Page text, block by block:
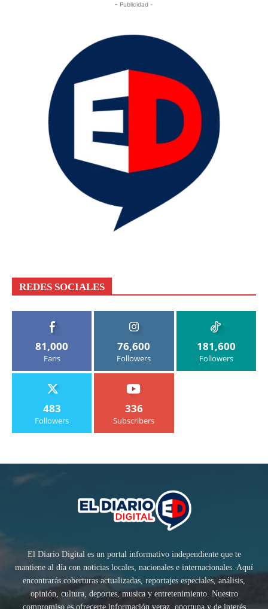
- Publicidad -
REDES SOCIALES
81,000
Fans
76,600
Followers
181,600
Followers
483
Followers
336
Subscribers
El Diario Digital es un portal informativo independiente que te
mantiene al día con noticias locales, nacionales e internacionales. Aquí
encontrarás coberturas actualizadas, reportajes especiales, análisis,
opinión, cultura, deportes, musica y entretenimiento. Nuestro
compromiso es ofrecerte información veraz, oportuna y de interés